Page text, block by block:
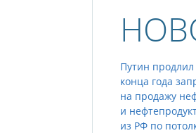
Путин продлил
конца года
на продажу
и
из РФ по